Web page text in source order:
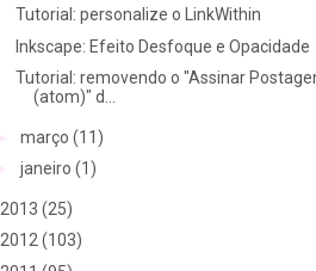
Tutorial: personalize o LinkWithin
Inkscape: Efeito Desfoque e Opacidade
Tutorial: removendo o "Assinar
(atom)" d...
março (11)
janeiro (1)
2013 (25)
2012 (103)